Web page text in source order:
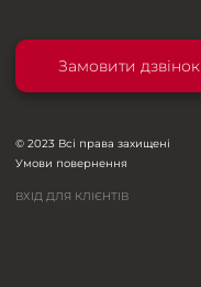
Замовити дзвінок
© 2023 Всі права захищені
Умови повернення
ВХІД ДЛЯ КЛІЄНТІВ